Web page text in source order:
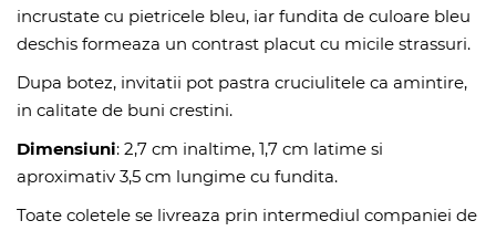
incrustate cu pietricele bleu, iar fundita de culoare bleu
deschis formeaza un contrast placut cu micile strassuri.
Dupa botez, invitatii pot pastra cruciulitele ca amintire,
in calitate de buni crestini.
Dimensiuni: 2,7 cm inaltime, 1,7 cm latime si
aproximativ 3,5 cm lungime cu fundita.
Toate coletele se livreaza prin intermediul companiei de